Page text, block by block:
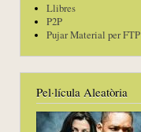
Llibres
P2P
Pujar Material per FTP
Pel·lícula Aleatòria